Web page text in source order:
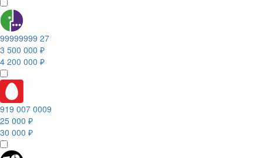
99999999 27
3 500 000 ₽
4 200 000 ₽
919 007 0009
25 000 ₽
30 000 ₽